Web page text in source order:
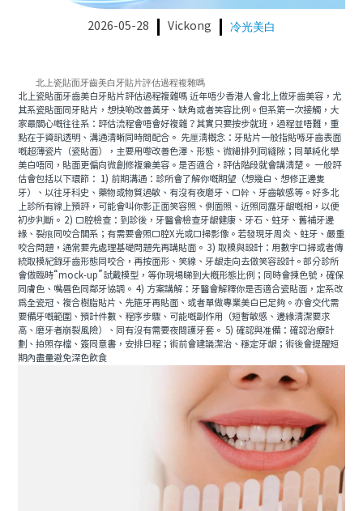
2026-05-28 Vickong 冷光美白
北上瓷貼面牙齒美白牙貼片評估過程複雜嗎
北上瓷貼面牙齒美白牙貼片評估過程複雜嗎 近年唔少香港人會北上做牙齒美容，尤
其系瓷貼面同牙貼片，想快啲改善黃牙、缺角或者笑容比例。但系第一次接觸，大
家最關心嘅往往系：評估流程會唔會好複雜？其實只要按步就班，過程並唔難，重
點在于資訊透明、溝通清晰同時間配合。 先厘清概念：牙貼片一般指貼喺牙齒表面
嘅超薄瓷片（瓷貼面），主要用嚟改善色澤、形態、微細排列同縫隙；同單純化學
美白唔同，貼面更偏向微創修複兼美容。是否適合，評估階段就會講清楚。 一般評
估會包括以下環節： 1) 前期溝通：診所會了解你嘅期望（想幾白、想修正邊隻
牙）、以往牙科史、藥物或物質過敏、有沒有夜磨牙、口幹、牙齒敏感等。好多北
上診所有線上預評，可能會叫你影正面笑容照、側面照、近照同露牙龈嘅相，以便
初步判斷。 2) 口腔檢查：到診後，牙醫會檢查牙龈健康、牙石、蛀牙、舊補牙邊
緣、裂痕同咬合關系；有需要會照口腔X光或口掃影像。若發現牙周炎、蛀牙、嚴重
咬合問題，通常要先處理基礎問題先再講貼面。 3) 取模與設計：用數字口掃或者傳
統取模紀錄牙齒形態同咬合，再按面形、笑線、牙龈走向去做笑容設計。部分診所
會做臨時“mock-up”試戴模型，等你現場睇到大概形態比例；同時會揀色號，確保
同膚色、嘴唇色同鄰牙協調。 4) 方案講解：牙醫會解釋你是否適合瓷貼面，定系改
爲全瓷冠、複合樹脂貼片、先箍牙再貼面、或者單做專業美白已足夠。亦會交代需
要備牙嘅範圍、預計件數、程序步驟、可能嘅副作用（短暫敏感、邊緣清潔要求
高、磨牙者崩裂風險）、同有沒有需要夜間護牙套。 5) 確認與准備：確認治療計
劃、拍照存檔、簽同意書，安排日程；術前會建議潔治、穩定牙龈；術後會提醒短
期內盡量避免深色飲食